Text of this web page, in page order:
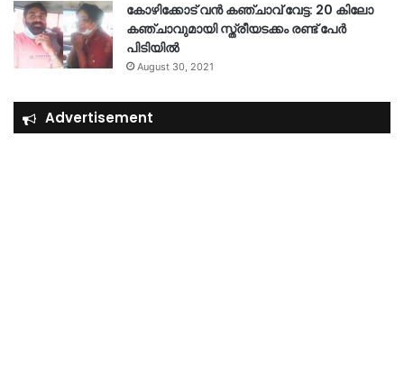
കോഴിക്കോട് വൻ കഞ്ചാവ് വേട്ട: 20 കിലോ
കഞ്ചാവുമായി സ്ത്രീയടക്കം രണ്ട് പേർ
പിടിയിൽ
August 30, 2021
Advertisement